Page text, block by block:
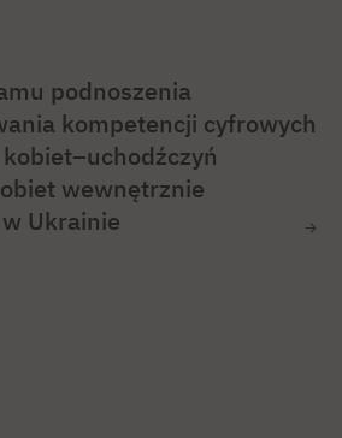
podnoszenia
kompetencji cyfrowych
wewnętrznie
Ukrainie